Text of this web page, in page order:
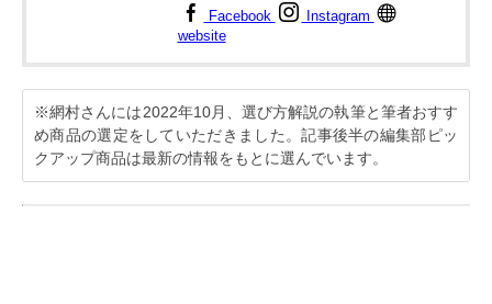
Facebook
Instagram
website
※網村さんには2022年10月、選び方解説の執筆と筆者おすす
め商品の選定をしていただきました。記事後半の編集部ピッ
クアップ商品は最新の情報をもとに選んでいます。